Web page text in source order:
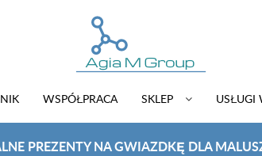
WSPÓŁPRACA SKLEP USŁUGI
PREZENTY NA GWIAZDKĘ DLA